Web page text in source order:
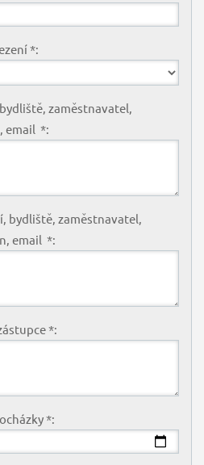
*:
zaměstnavatel,
zaměstnán jako, telefon, email *:
bydliště, zaměstnavatel,
zaměstnána jako, telefon, email *:
*:
*: